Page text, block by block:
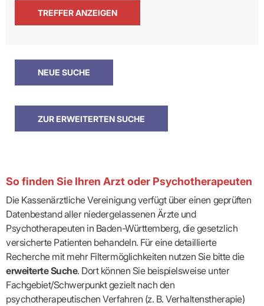
So finden Sie Ihren Arzt oder Psychotherapeuten
Die Kassenärztliche Vereinigung verfügt über einen geprüften
Datenbestand aller niedergelassenen Ärzte und
Psychotherapeuten in Baden-Württemberg, die gesetzlich
versicherte Patienten behandeln. Für eine detaillierte
Recherche mit mehr Filtermöglichkeiten nutzen Sie bitte die
erweiterte Suche. Dort können Sie beispielsweise unter
Fachgebiet/Schwerpunkt gezielt nach den
psychotherapeutischen Verfahren (z. B. Verhaltenstherapie)